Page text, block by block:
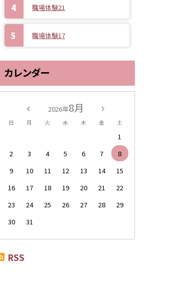
職場体験21
職場体験17
カレンダー
2026年8月
日 月 火 水 木 金 土
1
2
3 4 5 6 7
8
9
10 11 12 13 14
15
16
17 18 19 20 21
22
23
24 25 26 27 28
29
30
31
RSS